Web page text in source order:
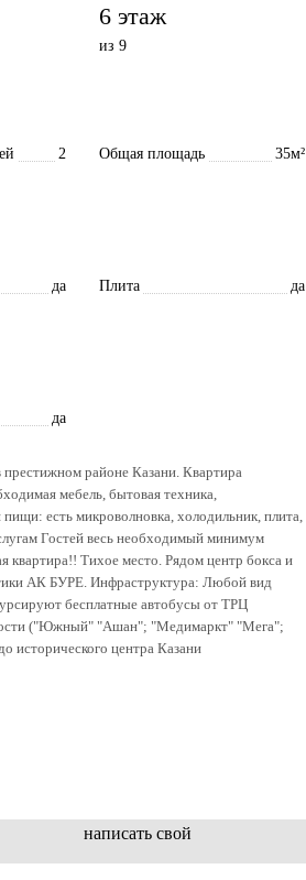
6 этаж
из 9
2 Общая площадь
35м²
да Плита
да
да
районе Казани. Квартира
мебель, бытовая техника,
есть микроволновка, холодильник, плита,
Гостей весь необходимый минимум
квартира!! Тихое место. Рядом центр бокса и
АК БУРЕ. Инфраструктура: Любой вид
бесплатные автобусы от ТРЦ
("Южный" "Ашан"; "Медимаркт" "Мега";
исторического центра Казани
написать свой